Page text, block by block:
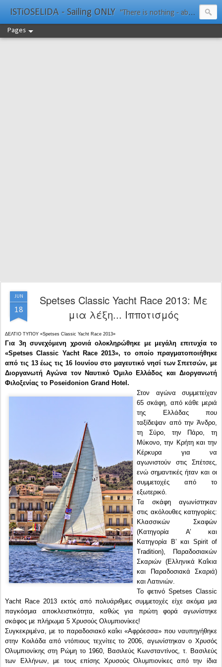
ISTiOSELIDA - Sailing ONLY "There is nothing - absolutely nothing - half so much worth doing as simply messing about in boats." Water Rat, Kenneth Grahame
Pages
JUN
18
Spetses Classic Yacht Race 2013: Με
μια λέξη... Ιπποτισμός
ΔΕΛΤΙΟ ΤΥΠΟΥ «Spetses Classic Yacht Race 2013»
Για 3η συνεχόμενη χρονιά ολοκληρώθηκε με μεγάλη επιτυχία το
«Spetses Classic Yacht Race 2013», το οποίο πραγματοποιήθηκε
από τις 13 έως τις 16 Ιουνίου στο μαγευτικό νησί των Σπετσών, με
Διοργανωτή Αγώνα τον Ναυτικό Όμιλο Ελλάδος και Διοργανωτή
Φιλοξενίας το Poseidonion Grand Hotel.
Στον αγώνα συμμετείχαν
65 σκάφη, από κάθε μεριά
της Ελλάδας που
ταξίδεψαν από την Άνδρο,
τη Σύρο, την Πάρο, τη
Μύκονο, την Κρήτη και την
Κέρκυρα για να
αγωνιστούν στις Σπέτσες,
ενώ σημαντικές ήταν και οι
συμμετοχές από το
εξωτερικό.
Τα σκάφη αγωνίστηκαν
στις ακόλουθες κατηγορίες:
Κλασσικών Σκαφών
(Κατηγορία Α’ και
Κατηγορία Β’ και Spirit of
Tradition), Παραδοσιακών
Σκαριών (Ελληνικά Καΐκια
και Παραδοσιακά Σκαριά)
και Λατινιών.
Το φετινό Spetses Classic
Yacht Race 2013 εκτός από πολυάριθμες συμμετοχές είχε ακόμα μια
παγκόσμια αποκλειστικότητα, καθώς για πρώτη φορά αγωνίστηκε
σκάφος με πλήρωμα 5 Χρυσούς Ολυμπιονίκες!
Συγκεκριμένα, με το παραδοσιακό καΐκι «Αφρόεσσα» που ναυπηγήθηκε
στην Κοιλάδα από ντόπιους τεχνίτες το 2006, αγωνίστηκαν ο Χρυσός
Ολυμπιονίκης στη Ρώμη το 1960, Βασιλεύς Κωνσταντίνος, τ. Βασιλεύς
των Ελλήνων, με τους επίσης Χρυσούς Ολυμπιονίκες από την ίδια